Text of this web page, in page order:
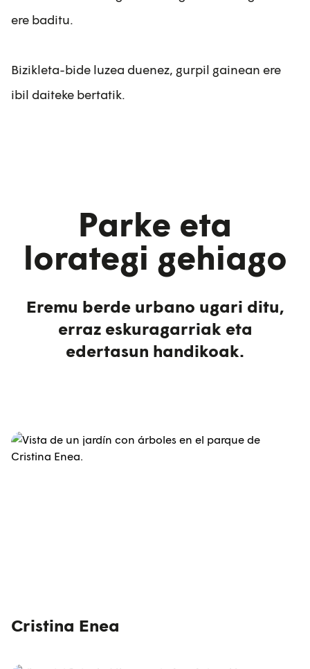
ere baditu.
Bizikleta-bide luzea duenez, gurpil gainean ere
ibil daiteke bertatik.
Parke eta
lorategi gehiago
Eremu berde urbano ugari ditu,
erraz eskuragarriak eta
edertasun handikoak.
Cristina Enea